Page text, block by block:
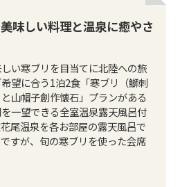
味しい料理と温泉に癒やさ
い寒ブリを目当てに北陸への旅
望に合う1泊2食「寒ブリ（鰤刺
山帽子創作懐石」プランがある
一望できる全室温泉露天風呂付
尾温泉を各お部屋の露天風呂で
すが、旬の寒ブリを使った会席